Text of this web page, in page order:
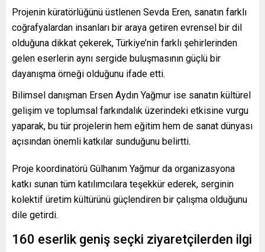
Projenin küratörlüğünü üstlenen Sevda Eren, sanatın farklı
coğrafyalardan insanları bir araya getiren evrensel bir dil
olduğuna dikkat çekerek, Türkiye’nin farklı şehirlerinden
gelen eserlerin aynı sergide buluşmasının güçlü bir
dayanışma örneği olduğunu ifade etti.
Bilimsel danışman Ersen Aydın Yağmur ise sanatın kültürel
gelişim ve toplumsal farkındalık üzerindeki etkisine vurgu
yaparak, bu tür projelerin hem eğitim hem de sanat dünyası
açısından önemli katkılar sunduğunu belirtti.
Proje koordinatörü Gülhanım Yağmur da organizasyona
katkı sunan tüm katılımcılara teşekkür ederek, serginin
kolektif üretim kültürünü güçlendiren bir çalışma olduğunu
dile getirdi.
160 eserlik geniş seçki ziyaretçilerden ilgi